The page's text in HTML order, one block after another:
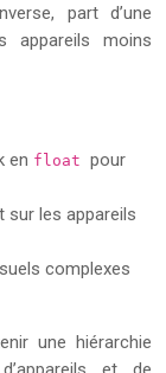
part d’une
appareils moins
en float pour
sur les appareils
complexes
une hiérarchie